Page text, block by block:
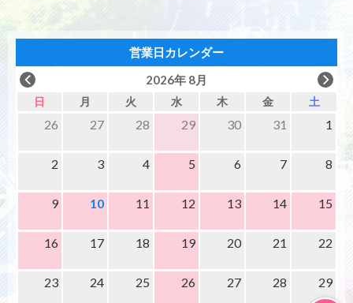
営業日カレンダー
2026年 8月
日 月 火 水 木 金 土
26 27 28 29 30 31 1
2 3 4 5 6 7 8
9 10 11 12 13 14 15
16 17 18 19 20 21 22
23 24 25 26 27 28 29